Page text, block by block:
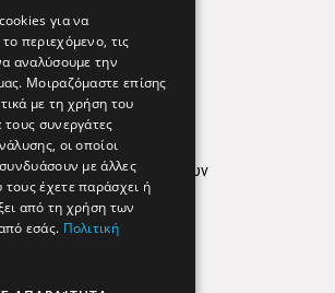
Εφημερεύοντα Φαρμακεία
Απόρρητο
Όροι Χρήσης
προστασίας δεδομένων
Findhere
για να
περιεχόμενο, τις
αναλύσουμε την
Μοιραζόμαστε επίσης
με τη χρήση του
τους συνεργάτες
οι οποίοι
με άλλες
έχετε παράσχει ή
από τη χρήση των
εσάς. Πολιτική